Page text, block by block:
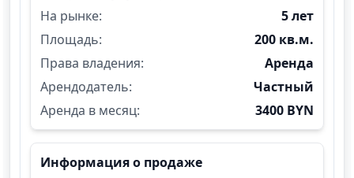
На рынке:
5 лет
Площадь:
200 кв.м.
Права владения:
Аренда
Арендодатель:
Частный
Аренда в месяц:
3400 BYN
Информация о продаже